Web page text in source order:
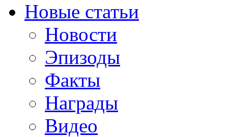
Новые статьи
Новости
Эпизоды
Факты
Награды
Видео